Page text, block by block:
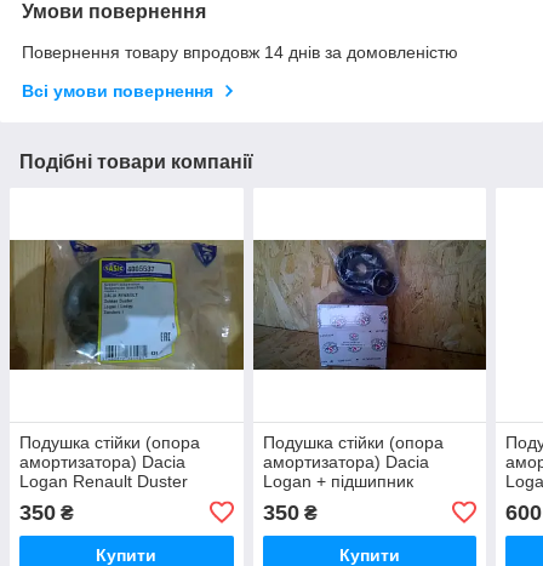
Умови повернення
Повернення товару впродовж 14 днів за домовленістю
Всі умови повернення
Подібні товари компанії
Подушка стійки (опора
амортизатора) Dacia
Logan Renault Duster
350 ₴
Купити
Подушка стійки (опора
амортизатора) Dacia
Logan + підшипник
350₴
Купити
600